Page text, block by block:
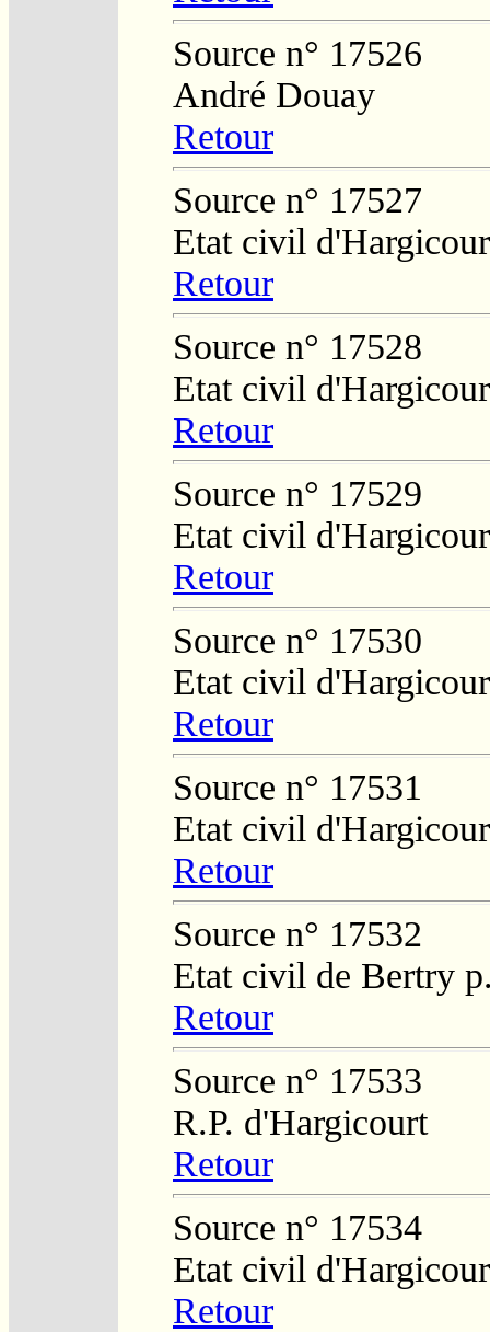
Source n° 17526
André Douay
Retour
Source n° 17527
Etat civil
Retour
Source n° 17528
Etat civil
Retour
Source n° 17529
Etat civil
Retour
Source n° 17530
Etat civil
Retour
Source n° 17531
Etat civil
Retour
Source n° 17532
Etat civil de Bertry
Retour
Source n° 17533
R.P. d'Hargicourt
Retour
Source n° 17534
Etat civil
Retour